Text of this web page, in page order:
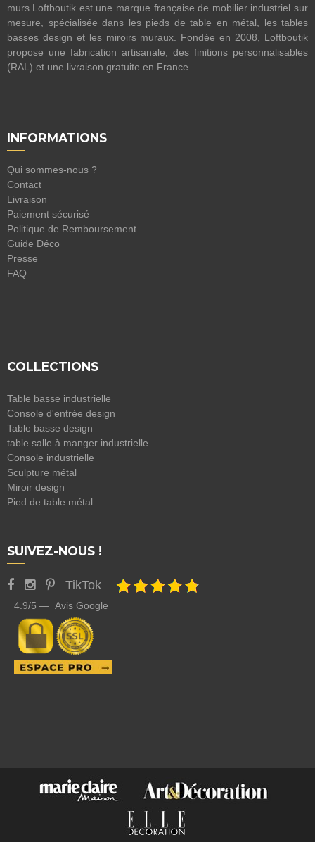
murs.Loftboutik est une marque française de mobilier industriel sur
mesure, spécialisée dans les pieds de table en métal, les tables
basses design et les miroirs muraux. Fondée en 2008, Loftboutik
propose une fabrication artisanale, des finitions personnalisables
(RAL) et une livraison gratuite en France.
INFORMATIONS
Qui sommes-nous ?
Contact
Livraison
Paiement sécurisé
Politique de Remboursement
Guide Déco
Presse
FAQ
COLLECTIONS
Table basse industrielle
Console d'entrée design
Table basse design
table salle à manger industrielle
Console industrielle
Sculpture métal
Miroir design
Pied de table métal
SUIVEZ-NOUS !
TikTok
4.9/5 — Avis Google